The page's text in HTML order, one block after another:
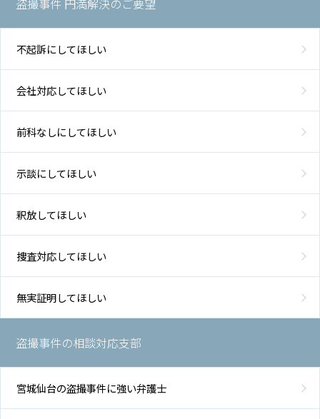
盗撮事件 円満解決のご要望
不起訴にしてほしい
会社対応してほしい
前科なしにしてほしい
示談にしてほしい
釈放してほしい
捜査対応してほしい
無実証明してほしい
盗撮事件の相談対応支部
宮城仙台の盗撮事件に強い弁護士